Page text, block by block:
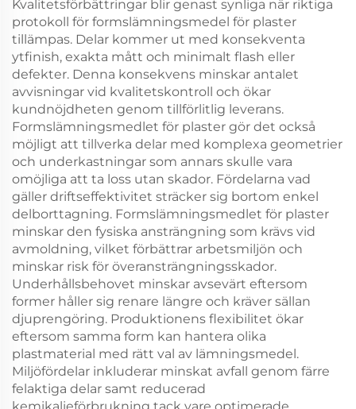
Kvalitetsförbättringar blir genast synliga när riktiga
protokoll för formslämningsmedel för plaster
tillämpas. Delar kommer ut med konsekventa
ytfinish, exakta mått och minimalt flash eller
defekter. Denna konsekvens minskar antalet
avvisningar vid kvalitetskontroll och ökar
kundnöjdheten genom tillförlitlig leverans.
Formslämningsmedlet för plaster gör det också
möjligt att tillverka delar med komplexa geometrier
och underkastningar som annars skulle vara
omöjliga att ta loss utan skador. Fördelarna vad
gäller driftseffektivitet sträcker sig bortom enkel
delborttagning. Formslämningsmedlet för plaster
minskar den fysiska ansträngning som krävs vid
avmoldning, vilket förbättrar arbetsmiljön och
minskar risk för överansträngningsskador.
Underhållsbehovet minskar avsevärt eftersom
former håller sig renare längre och kräver sällan
djuprengöring. Produktionens flexibilitet ökar
eftersom samma form kan hantera olika
plastmaterial med rätt val av lämningsmedel.
Miljöfördelar inkluderar minskat avfall genom färre
felaktiga delar samt reducerad